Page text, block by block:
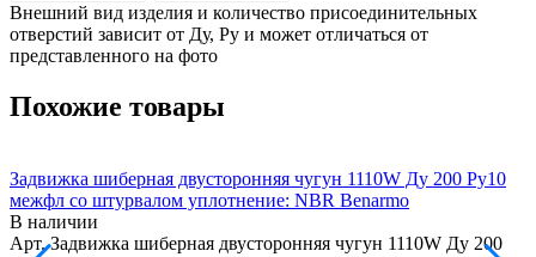
Внешний вид изделия и количество присоединительных
отверстий зависит от Ду, Pу и может отличаться от
представленного на фото
Похожие товары
Задвижка шиберная двусторонняя чугун 1110W Ду 200 Ру10
межфл со штурвалом уплотнение: NBR Benarmo
В наличии
Арт. Задвижка шиберная двусторонняя чугун 1110W Ду 200